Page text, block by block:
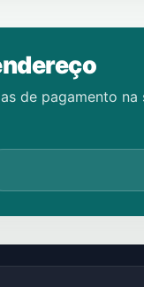
de pagamento